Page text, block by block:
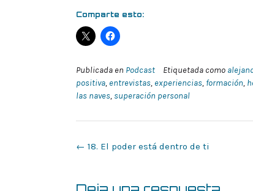
Comparte esto:
Publicada en Podcast Etiquetada como
positiva, entrevistas, experiencias, formación,
las naves, superación personal
Navegación
entrada
← 18. El poder está dentro de ti